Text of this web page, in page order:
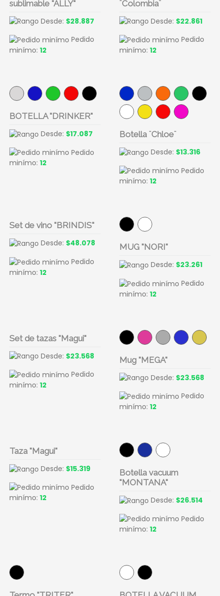
sublimable "ALLY"
Desde: $28.887
Pedido
minímo: 12
¨Colombia¨
Desde: $22.861
Pedido
minímo: 12
BOTELLA "DRINKER"
Desde: $17.087
Pedido
minímo: 12
Botella ¨Chloe¨
Desde: $13.316
Pedido
minímo: 12
Set de vino "BRINDIS"
Desde: $48.078
Pedido
minímo: 12
MUG "NORI"
Desde: $23.261
Pedido
minímo: 12
Set de tazas "Magui"
Desde: $23.568
Pedido
minímo: 12
Mug "MEGA"
Desde: $23.568
Pedido
minímo: 12
Taza "Magui"
Desde: $15.319
Pedido
minímo: 12
Botella vacuum
"MONTANA"
Desde: $26.514
Pedido
minímo: 12